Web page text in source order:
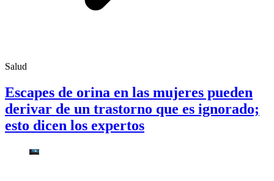
Salud
Escapes de orina en las mujeres pueden
derivar de un trastorno que es ignorado;
esto dicen los expertos